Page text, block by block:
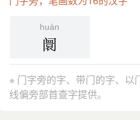
huán
阛
※ 门字旁的字、带门的字、以
线偏旁部首查字提供。